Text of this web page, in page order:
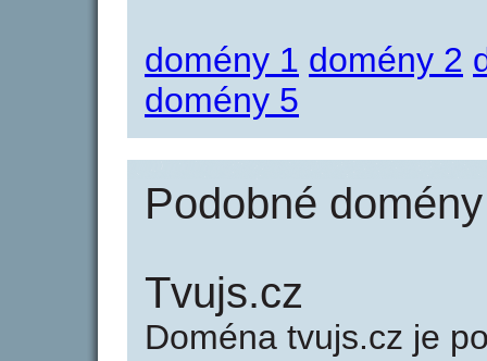
domény 1 domény 2
domény 5
Podobné
Tvujs.cz
Doména tvujs.cz je